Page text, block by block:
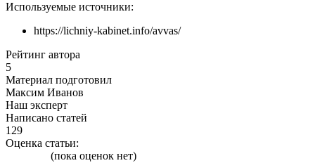
Используемые источники:
https://lichniy-kabinet.info/avvas/
Рейтинг автора
5
Материал подготовил
Максим Иванов
Наш эксперт
Написано статей
129
Оценка статьи:
(пока оценок нет)